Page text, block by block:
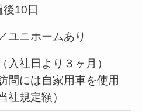
10日
ユニホームあり
入社日より３ヶ月）
問には自家用車を使用
社規定額）